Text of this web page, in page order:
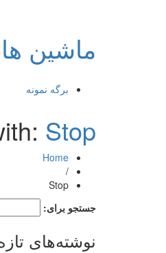
ماشین
برگه نمونه
Stop
Home
/
Stop
جستجو برای:
نوشته‌های